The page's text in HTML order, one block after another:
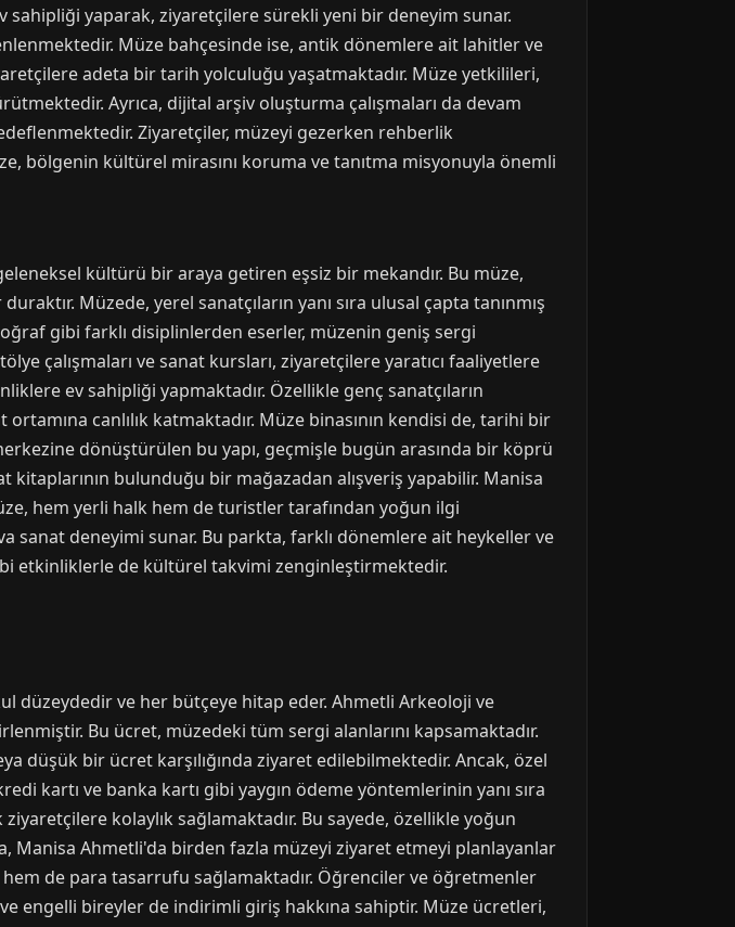
sahipliği yaparak, ziyaretçilere sürekli yeni bir deneyim sunar.
Müze bahçesinde ise, antik dönemlere ait lahitler ve
adeta bir tarih yolculuğu yaşatmaktadır. Müze yetkilileri,
Ayrıca, dijital arşiv oluşturma çalışmaları da devam
Ziyaretçiler, müzeyi gezerken rehberlik
bölgenin kültürel mirasını koruma ve tanıtma misyonuyla önemli
kültürü bir araya getiren eşsiz bir mekandır. Bu müze,
Müzede, yerel sanatçıların yanı sıra ulusal çapta tanınmış
gibi farklı disiplinlerden eserler, müzenin geniş sergi
çalışmaları ve sanat kursları, ziyaretçilere yaratıcı faaliyetlere
ev sahipliği yapmaktadır. Özellikle genç sanatçıların
canlılık katmaktadır. Müze binasının kendisi de, tarihi bir
dönüştürülen bu yapı, geçmişle bugün arasında bir köprü
bulunduğu bir mağazadan alışveriş yapabilir. Manisa
hem yerli halk hem de turistler tarafından yoğun ilgi
sanat deneyimi sunar. Bu parkta, farklı dönemlere ait heykeller ve
etkinliklerle de kültürel takvimi zenginleştirmektedir.
düzeydedir ve her bütçeye hitap eder. Ahmetli Arkeoloji ve
Bu ücret, müzedeki tüm sergi alanlarını kapsamaktadır.
düşük bir ücret karşılığında ziyaret edilebilmektedir. Ancak, özel
kartı ve banka kartı gibi yaygın ödeme yöntemlerinin yanı sıra
kolaylık sağlamaktadır. Bu sayede, özellikle yoğun
Manisa Ahmetli'da birden fazla müzeyi ziyaret etmeyi planlayanlar
de para tasarrufu sağlamaktadır. Öğrenciler ve öğretmenler
engelli bireyler de indirimli giriş hakkına sahiptir. Müze ücretleri,